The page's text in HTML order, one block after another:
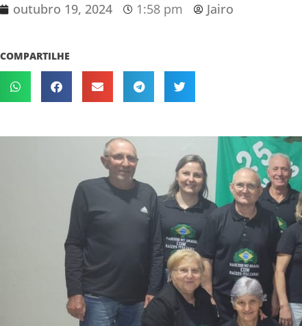
outubro 19, 2024 1:58 pm Jairo
COMPARTILHE